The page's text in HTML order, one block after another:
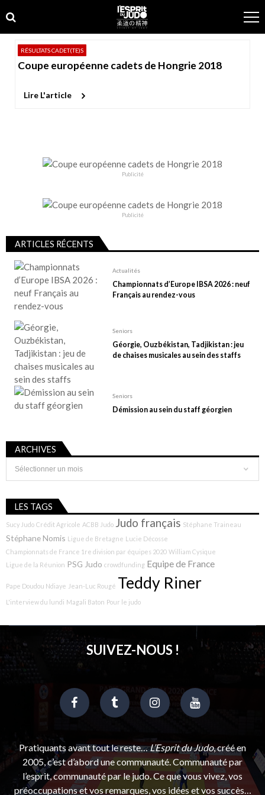
to
navigation
to
content
RÉSULTATS CADET(TE)S
Coupe européenne cadets de Hongrie 2018
Lire L'article
Publicité
Publicité
ARTICLES RÉCENTS
Actualités
Championnats d’Europe IBSA 2026 : neuf
Français au rendez-vous
Seniors
Géorgie, Ouzbékistan, Tadjikistan : jeu
de chaises musicales au sein des staffs
Seniors
Démission au sein du staff géorgien
ARCHIVES
Archives
LES TAGS
Sucy Judo Crédit Agricole ACBB Judo Judo français Stéphane Traineau
Stéphane Nomis Ligue de Bretagne Lucie Décosse
Championnats de France 1re division par équipes 2020 William Cysique
Ligue de la Réunion PSG Judo crowdfunding Equipe de France
Pape Doudou Ndiaye Jean-Luc Rougé Teddy Riner
L'interview du lundi Magali Baton Pour le judo
SUIVEZ-NOUS !
Pratiquants avant tout le reste…L’Esprit du Judo, créé en
2005, c’est d’abord une communauté. Communauté par
l’esprit, communauté par le judo. Ce que vous vivez, vos
préoccupations et vos remarques, vos idées et vos succès…